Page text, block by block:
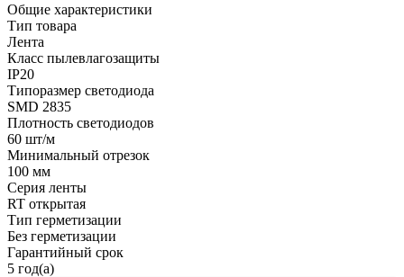
Общие характеристики
Тип товара
Лента
Класс пылевлагозащиты
IP20
Типоразмер светодиода
SMD 2835
Плотность светодиодов
60 шт/м
Минимальный отрезок
100 мм
Серия ленты
RT открытая
Тип герметизации
Без герметизации
Гарантийный срок
5 год(а)